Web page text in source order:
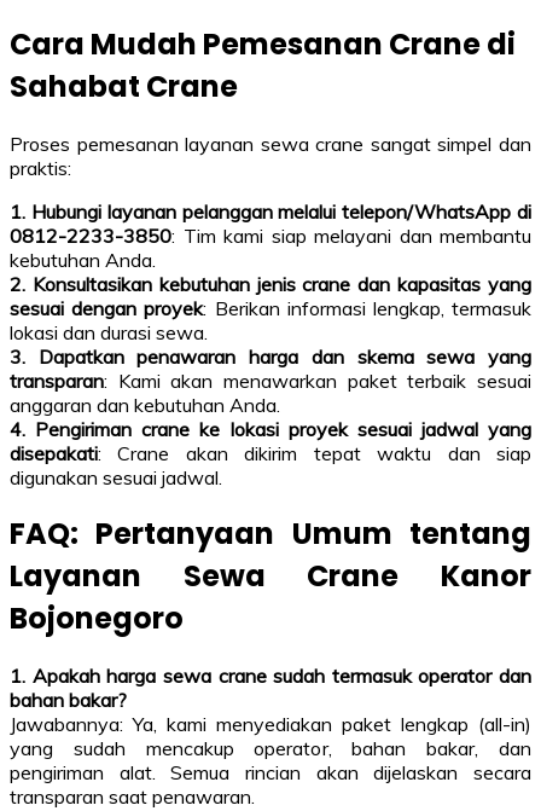
Cara Mudah Pemesanan Crane di
Sahabat Crane
Proses pemesanan layanan sewa crane sangat simpel dan
praktis:
1. Hubungi layanan pelanggan melalui telepon/WhatsApp di
0812-2233-3850: Tim kami siap melayani dan membantu
kebutuhan Anda.
2. Konsultasikan kebutuhan jenis crane dan kapasitas yang
sesuai dengan proyek: Berikan informasi lengkap, termasuk
lokasi dan durasi sewa.
3. Dapatkan penawaran harga dan skema sewa yang
transparan: Kami akan menawarkan paket terbaik sesuai
anggaran dan kebutuhan Anda.
4. Pengiriman crane ke lokasi proyek sesuai jadwal yang
disepakati: Crane akan dikirim tepat waktu dan siap
digunakan sesuai jadwal.
FAQ: Pertanyaan Umum tentang
Layanan Sewa Crane Kanor
Bojonegoro
1. Apakah harga sewa crane sudah termasuk operator dan
bahan bakar?
Jawabannya: Ya, kami menyediakan paket lengkap (all-in)
yang sudah mencakup operator, bahan bakar, dan
pengiriman alat. Semua rincian akan dijelaskan secara
transparan saat penawaran.